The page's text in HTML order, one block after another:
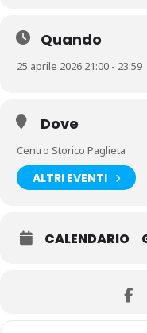
Quando
25 aprile 2026 21:00 - 23:59
Dove
Centro Storico Paglieta
ALTRI EVENTI
CALENDARIO